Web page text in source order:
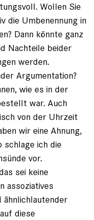
Wollen Sie
die Umbenennung in
Dann könnte ganz
Nachteile beider
werden.
Argumentation?
wie es in der
war. Auch
von der Uhrzeit
wir eine Ahnung,
schlage ich die
vor.
sei keine
assoziatives
ähnlichlautender
diese